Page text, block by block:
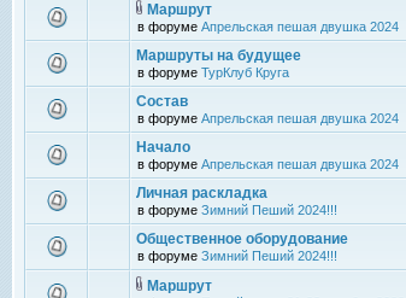
Маршрут
в форуме Апрельская пешая двушка 2024
Маршруты на будущее
в форуме ТурКлуб Круга
Состав
в форуме Апрельская пешая двушка 2024
Начало
в форуме Апрельская пешая двушка 2024
Личная раскладка
в форуме Зимний Пеший 2024!!!
Общественное оборудование
в форуме Зимний Пеший 2024!!!
Маршрут